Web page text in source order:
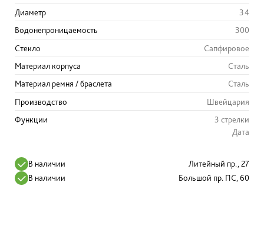
Диаметр
34
Водонепроницаемость
300
Стекло
Сапфировое
Материал корпуса
Сталь
Материал ремня / браслета
Сталь
Производство
Швейцария
Функции
3 стрелки
Дата
В наличии
Литейный пр., 27
В наличии
Большой пр. ПС, 60